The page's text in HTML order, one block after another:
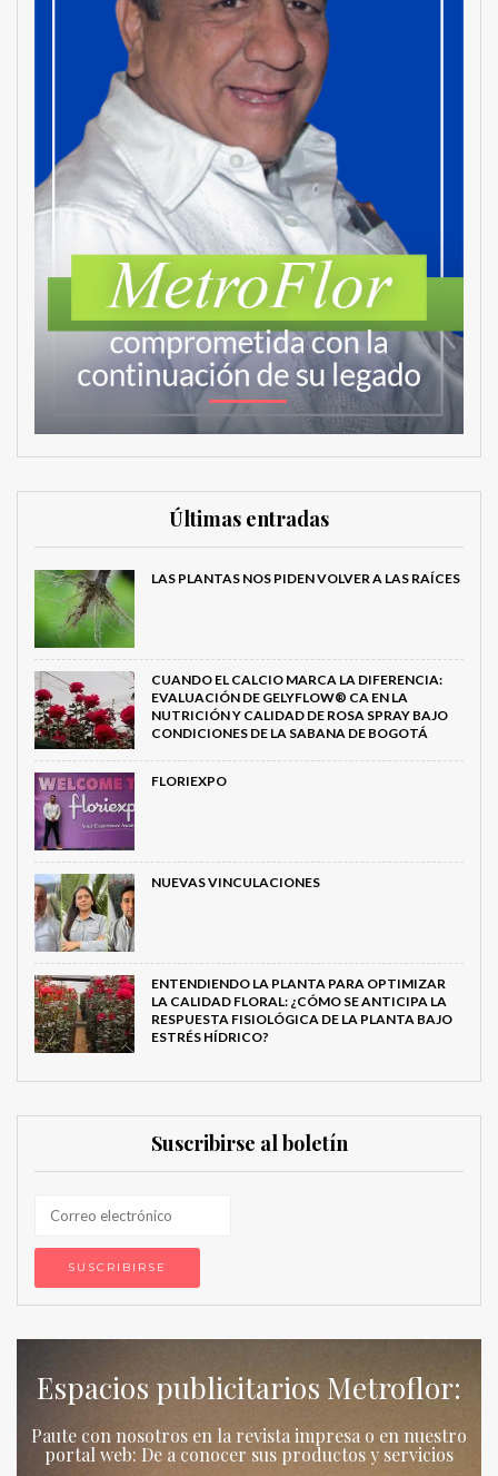
Últimas entradas
LAS PLANTAS NOS PIDEN VOLVER A LAS RAÍCES
CUANDO EL CALCIO MARCA LA DIFERENCIA:
EVALUACIÓN DE GELYFLOW® CA EN LA
NUTRICIÓN Y CALIDAD DE ROSA SPRAY BAJO
CONDICIONES DE LA SABANA DE BOGOTÁ
FLORIEXPO
NUEVAS VINCULACIONES
ENTENDIENDO LA PLANTA PARA OPTIMIZAR
LA CALIDAD FLORAL: ¿CÓMO SE ANTICIPA LA
RESPUESTA FISIOLÓGICA DE LA PLANTA BAJO
ESTRÉS HÍDRICO?
Suscribirse al boletín
Espacios publicitarios Metroflor:
Paute con nosotros en la revista impresa o en nuestro
portal web: De a conocer sus productos y servicios